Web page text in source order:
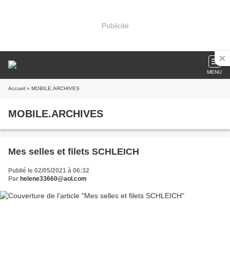
Publicité
MENU
Accueil » MOBILE.ARCHIVES
MOBILE.ARCHIVES
Mes selles et filets SCHLEICH
Publié le 02/05/2021 à 06:32
Par helene33660@aol.com